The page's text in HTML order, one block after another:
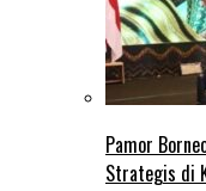
Pamor
Strategis di